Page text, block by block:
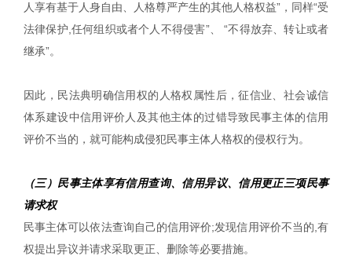
人享有基于人身自由、人格尊严产生的其他人格权益”，同样“受
法律保护,任何组织或者个人不得侵害”、 “不得放弃、转让或者
继承”。
因此，民法典明确信用权的人格权属性后，征信业、社会诚信
体系建设中信用评价人及其他主体的过错导致民事主体的信用
评价不当的，就可能构成侵犯民事主体人格权的侵权行为。
（三）民事主体享有信用查询、信用异议、信用更正三项民事
请求权
民事主体可以依法查询自己的信用评价;发现信用评价不当的,有
权提出异议并请求采取更正、删除等必要措施。